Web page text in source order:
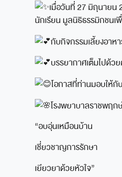
เมื่อวันที่ 27 มิถุนายน
นักเรียน มูลนิธิธรรมิกชนเ
กับกิจกรรมเลี้ยงอาห
บรรยากาศเต็มไปด้ว
โอกาสที่ท่านมอบให้
โรงพยาบาลราชพฤก
“อบอุ่นเหมือนบ้าน
เชี่ยวชาญการรักษา
เยียวยาด้วยหัวใจ”